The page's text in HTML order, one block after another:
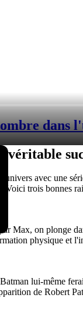
dans
univers avec une
Voici trois bonnes
Max, on plonge
physique et
lui-même
de Robert